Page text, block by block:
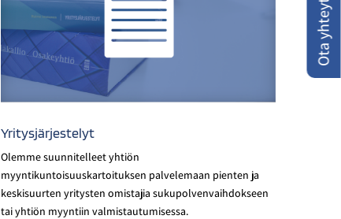
Yritysjärjestelyt
Olemme suunnitelleet yhtiön
myyntikuntoisuuskartoituksen palvelemaan pienten ja
keskisuurten yritysten omistajia sukupolvenvaihdokseen
tai yhtiön myyntiin valmistautumisessa.
Ota yhteyttä